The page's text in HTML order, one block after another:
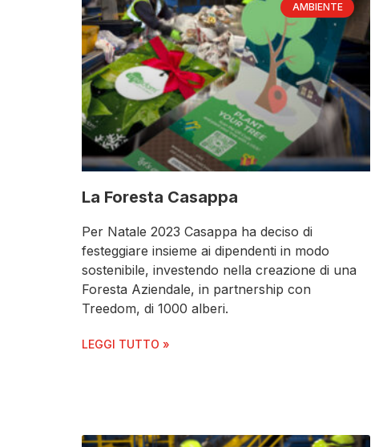
AMBIENTE
La Foresta Casappa
Per Natale 2023 Casappa ha deciso di
festeggiare insieme ai dipendenti in modo
sostenibile, investendo nella creazione di una
Foresta Aziendale, in partnership con
Treedom, di 1000 alberi.
LEGGI TUTTO »